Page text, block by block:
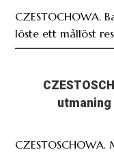
CZESTOCHOWA.
löste ett mållöst